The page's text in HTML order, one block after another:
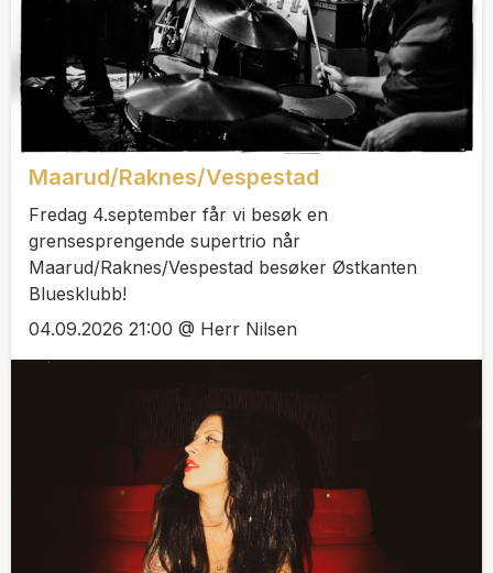
Maarud/Raknes/Vespestad
Fredag 4.september får vi besøk en
grensesprengende supertrio når
Maarud/Raknes/Vespestad besøker Østkanten
Bluesklubb!
04.09.2026 21:00 @ Herr Nilsen